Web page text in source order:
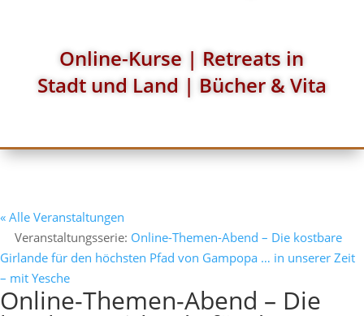
Online-Kurse | Retreats in
Stadt und Land | Bücher & Vita
« Alle Veranstaltungen
Veranstaltungsserie: Online-Themen-Abend – Die kostbare
Girlande für den höchsten Pfad von Gampopa … in unserer Zeit
– mit Yesche
Online-Themen-Abend – Die